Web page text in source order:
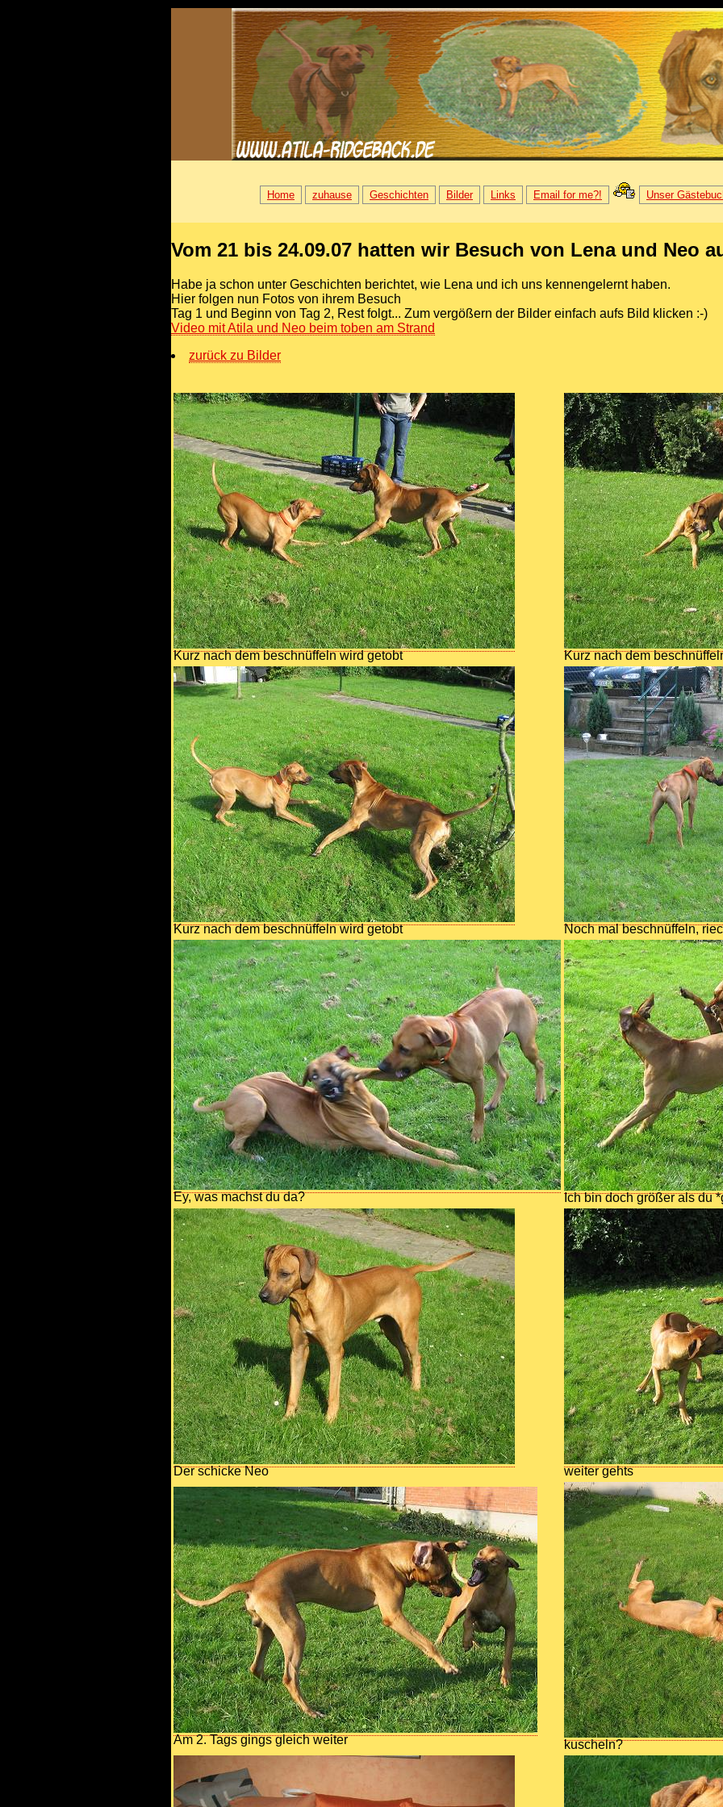
Home zuhause Geschichten Bilder Links Email for me?! Unser
Vom 21 bis 24.09.07 hatten wir Besuch von Lena und Neo
Habe ja schon unter Geschichten berichtet, wie Lena und ich uns kennengelernt haben.
Hier folgen nun Fotos von ihrem Besuch
Tag 1 und Beginn von Tag 2, Rest folgt... Zum vergößern der Bilder einfach aufs Bild klicken :-)
Video mit Atila und Neo beim toben am Strand
zurück zu Bilder
Kurz nach dem beschnüffeln wird getobt Kurz nach dem
Kurz nach dem beschnüffeln wird getobt Noch mal beschnüffeln,
Ey, was machst du da? Ich bin doch größer als du
Der schicke Neo weiter gehts
Am 2. Tags gings gleich weiter kuscheln?